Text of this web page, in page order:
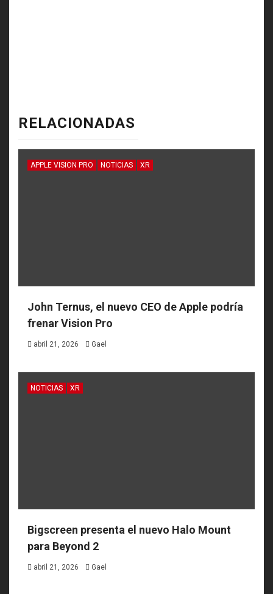
RELACIONADAS
APPLE VISION PRO NOTICIAS XR
John Ternus, el nuevo CEO de Apple podría
frenar Vision Pro
abril 21, 2026 Gael
NOTICIAS XR
Bigscreen presenta el nuevo Halo Mount
para Beyond 2
abril 21, 2026 Gael